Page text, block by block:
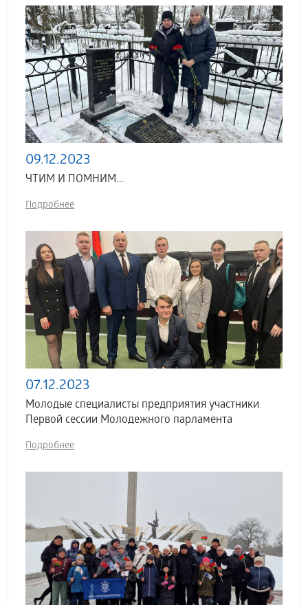
09.12.2023
ЧТИМ И ПОМНИМ...
Подробнее
07.12.2023
Молодые специалисты предприятия участники
Первой сессии Молодежного парламента
Подробнее